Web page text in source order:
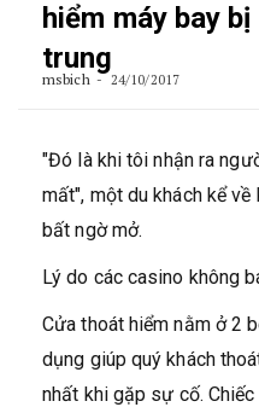
hiểm máy bay
trung
msbich 24/10/2017
"Đó là khi tôi nhận ra
mất", một du khách kể
bất ngờ mở.
Lý do các casino không
Cửa thoát hiểm nằm ở 2
dụng giúp quý khách
nhất khi gặp sự cố.